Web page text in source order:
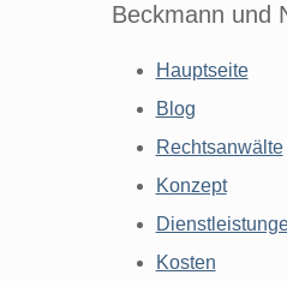
Beckmann und
Hauptseite
Blog
Rechtsanwälte
Konzept
Kosten